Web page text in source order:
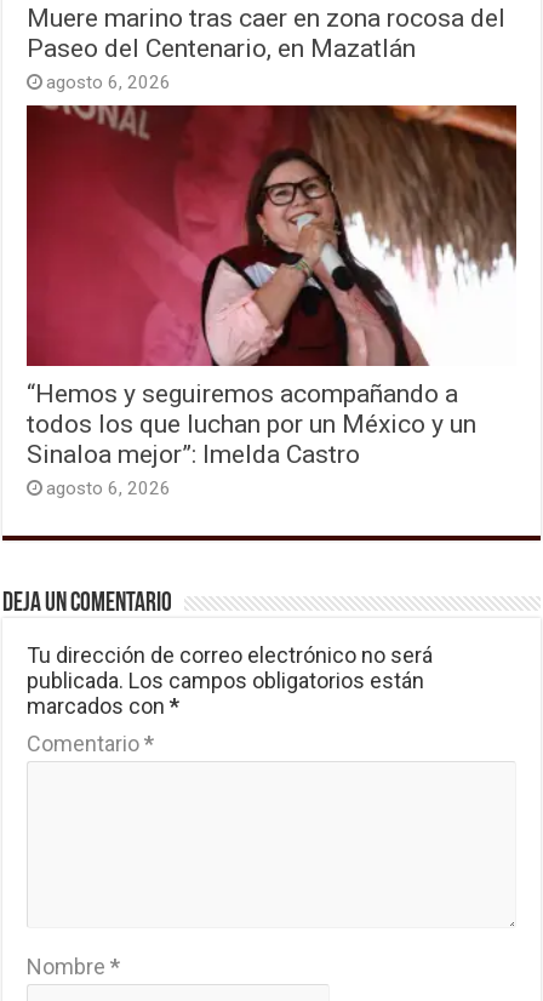
Muere marino tras caer en zona rocosa del
Paseo del Centenario, en Mazatlán
agosto 6, 2026
“Hemos y seguiremos acompañando a
todos los que luchan por un México y un
Sinaloa mejor”: Imelda Castro
agosto 6, 2026
Deja un comentario
Tu dirección de correo electrónico no será
publicada. Los campos obligatorios están
marcados con*
Comentario*
Nombre*